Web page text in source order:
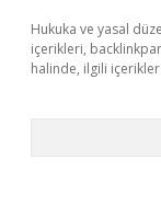
Hukuka ve yasal
içerikleri,
halinde, ilgili